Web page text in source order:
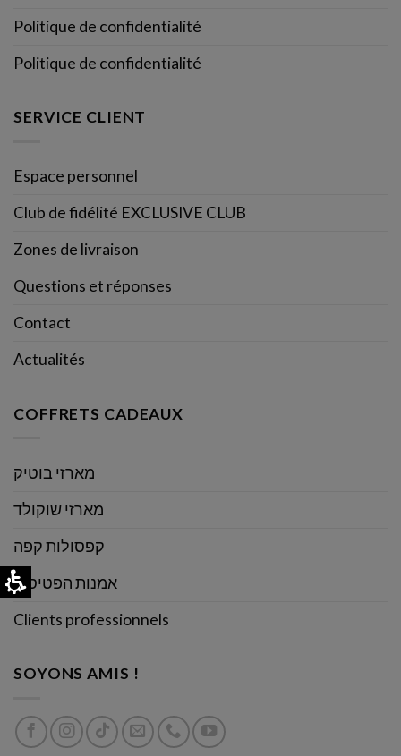
Politique de confidentialité
Politique de confidentialité
SERVICE CLIENT
Espace personnel
Club de fidélité EXCLUSIVE CLUB
Zones de livraison
Questions et réponses
Contact
Actualités
COFFRETS CADEAUX
מארזי בוטיק
מארזי שוקולד
קפסולות קפה
אמנות הפטיסרי
Clients professionnels
SOYONS AMIS !